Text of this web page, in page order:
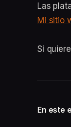
Las
Mi sitio
Si
En este